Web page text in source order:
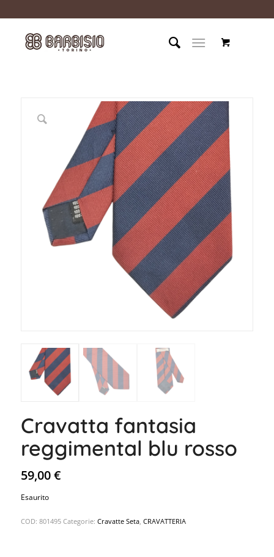
Cravatta fantasia
reggimental blu rosso
59,00€
Esaurito
COD: 801495 Categorie: Cravatte Seta, CRAVATTERIA